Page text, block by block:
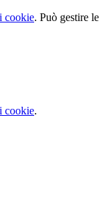
cookie. Può gestire le
cookie.